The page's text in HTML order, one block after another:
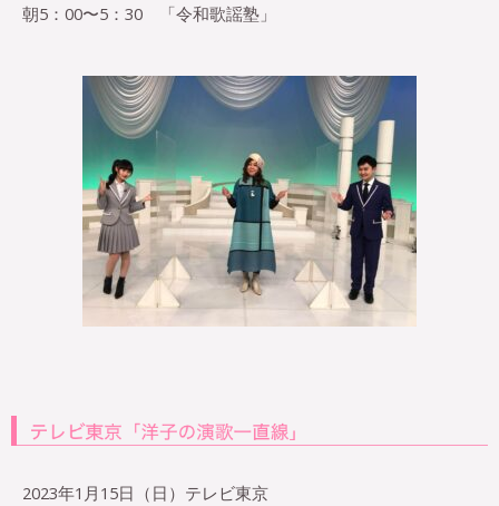
朝5：00〜5：30 「令和歌謡塾」
2023年1月15日（日）テレビ東京